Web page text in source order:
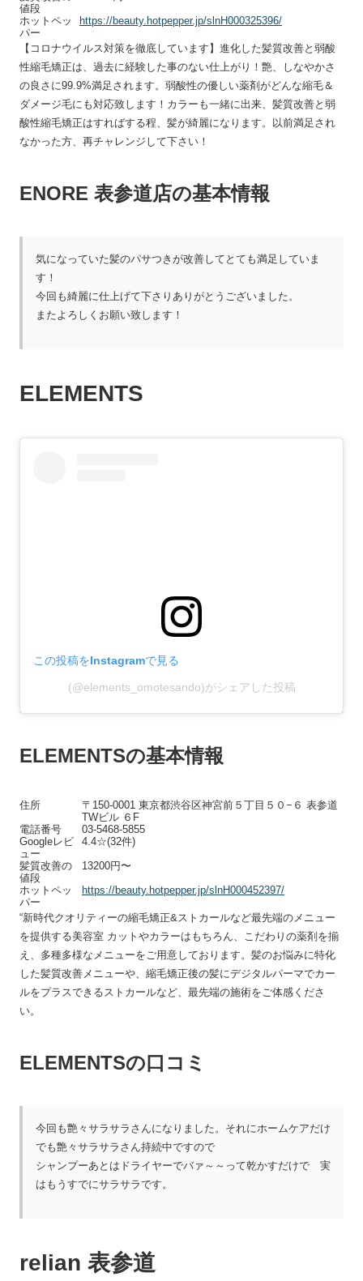
値段
ホットペッ
パー
https://beauty.hotpepper.jp/slnH000325396/
【コロナウイルス対策を徹底しています】進化した髪質改善と弱酸
性縮毛矯正は、過去に経験した事のない仕上がり！艶、しなやかさ
の良さに99.9%満足されます。弱酸性の優しい薬剤がどんな縮毛＆
ダメージ毛にも対応致します！カラーも一緒に出来、髪質改善と弱
酸性縮毛矯正はすればする程、髪が綺麗になります。以前満足され
なかった方、再チャレンジして下さい！
ENORE 表参道店の基本情報
気になっていた髪のパサつきが改善してとても満足していま
す！
今回も綺麗に仕上げて下さりありがとうございました。
またよろしくお願い致します！
ELEMENTS
この投稿をInstagramで見る
(@elements_omotesando)がシェアした投稿
ELEMENTSの基本情報
住所
〒150-0001 東京都渋谷区神宮前５丁目５０−６ 表参道
TWビル ６F
電話番号
03-5468-5855
Googleレビ
ュー
4.4☆(32件)
髪質改善の
値段
13200円〜
ホットペッ
パー
https://beauty.hotpepper.jp/slnH000452397/
“新時代クオリティーの縮毛矯正&ストカールなど最先端のメニュー
を提供する美容室 カットやカラーはもちろん、こだわりの薬剤を揃
え、多種多様なメニューをご用意しております。髪のお悩みに特化
した髪質改善メニューや、縮毛矯正後の髪にデジタルパーマでカー
ルをプラスできるストカールなど、最先端の施術をご体感くださ
い。
ELEMENTSの口コミ
今回も艶々サラサラさんになりました。それにホームケアだけ
でも艶々サラサラさん持続中ですので
シャンプーあとはドライヤーでバァ～～って乾かすだけで 実
はもうすでにサラサラです。
relian 表参道